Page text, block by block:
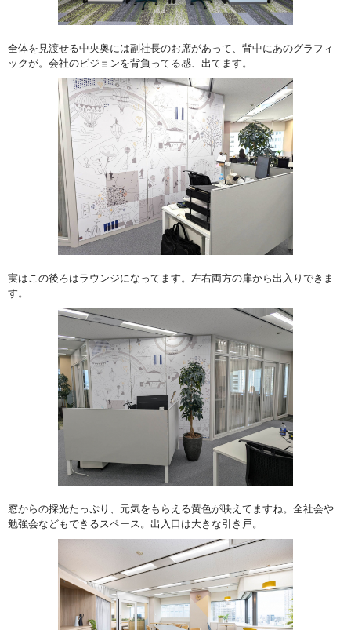
全体を見渡せる中央奥には副社長のお席があって、背中にあのグラフィ
ックが。会社のビジョンを背負ってる感、出てます。
実はこの後ろはラウンジになってます。左右両方の扉から出入りできま
す。
窓からの採光たっぷり、元気をもらえる黄色が映えてますね。全社会や
勉強会などもできるスペース。出入口は大きな引き戸。